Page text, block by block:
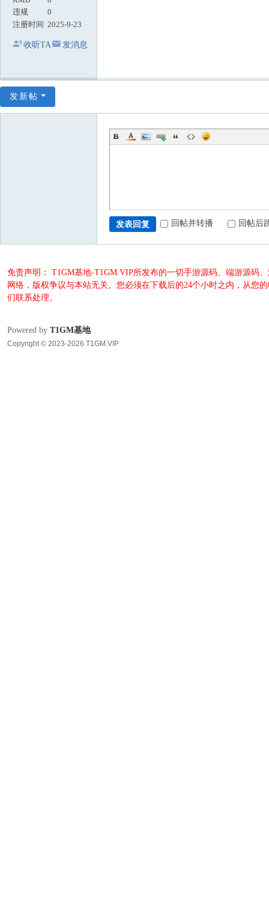
违规
0
注册时间 2025-9-23
收听TA 发消息
发新帖
发表回复 回帖并转播 回帖后
免责声明： T1GM基地-T1GM.VIP所发布的一切手游源码、端游源码
网络，版权争议与本站无关。您必须在下载后的24个小时之内，从您
们联系处理。
Powered by T1GM基地
Copyright © 2023-2026 T1GM.VIP